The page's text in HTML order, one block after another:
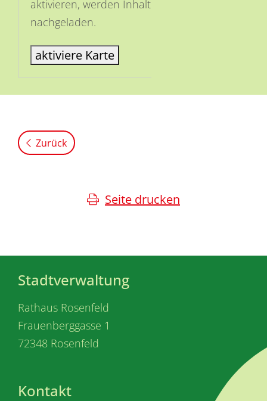
aktivieren, werden Inhalte von OSM
nachgeladen.
aktiviere Karte
Zurück
Seite drucken
Stadtverwaltung
Rathaus Rosenfeld
Frauenberggasse 1
72348 Rosenfeld
Kontakt